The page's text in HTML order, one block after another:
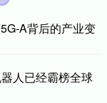
背后的产业变
人已经霸榜全球